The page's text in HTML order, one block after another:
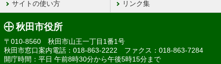
サイトの使い方 リンク集
秋田市役所
〒010-8560 秋田市山王一丁目1番1号
秋田市窓口案内電話：018-863-2222 ファクス：018-863-7284
開庁時間：平日 午前8時30分から午後5時15分まで